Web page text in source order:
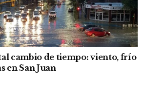
cambio de tiempo: viento, frío
en San Juan